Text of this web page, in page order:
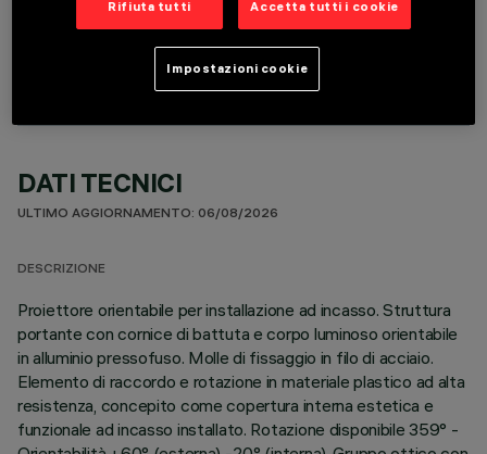
COMPONENTI OPZIONALI
DATI TECNICI
ULTIMO AGGIORNAMENTO: 06/08/2026
DESCRIZIONE
Proiettore orientabile per installazione ad incasso. Struttura
portante con cornice di battuta e corpo luminoso orientabile
in alluminio pressofuso. Molle di fissaggio in filo di acciaio.
Elemento di raccordo e rotazione in materiale plastico ad alta
resistenza, concepito come copertura interna estetica e
funzionale ad incasso installato. Rotazione disponibile 359° -
Rifiuta tutti Accetta tutti i cookie
Impostazioni cookie